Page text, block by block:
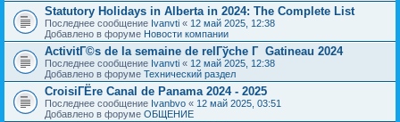
Statutory Holidays in Alberta in 2024: The Complete List
Последнее сообщение Ivanvti « 12 май 2025, 12:38
Добавлено в форуме Новости компании
ActivitГ©s de la semaine de relГўche Г Gatineau 2024
Последнее сообщение Ivanvti « 12 май 2025, 12:38
Добавлено в форуме Технический раздел
CroisiГЁre Canal de Panama 2024 - 2025
Последнее сообщение Ivanbvo « 12 май 2025, 03:51
Добавлено в форуме ОБЩЕНИЕ